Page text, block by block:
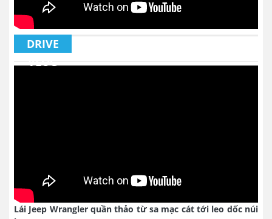
DRIVE
VLOG
Lái Jeep Wrangler quần thảo từ sa mạc cát tới leo dốc núi